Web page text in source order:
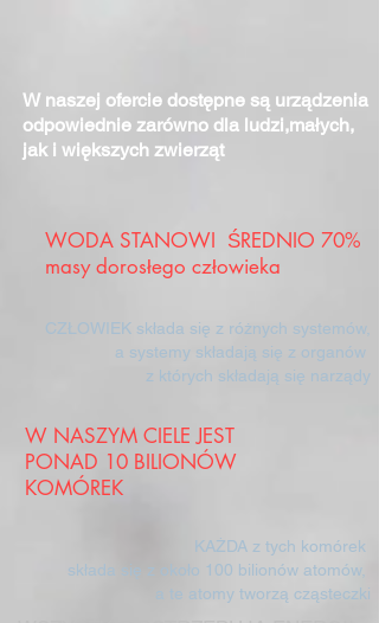
W naszej ofercie dostępne są urządzenia
odpowiednie zarówno dla ludzi,małych,
jak i większych zwierząt
WODA STANOWI ŚREDNIO 70%
masy dorosłego człowieka
CZŁOWIEK składa się z różnych systemów,
a systemy składają się z organów
z których składają się narządy
W NASZYM CIELE JEST
PONAD 10 BILIONÓW
KOMÓREK
KAŻDA z tych komórek
składa się z około 100 bilionów atomów,
a te atomy tworzą cząsteczki